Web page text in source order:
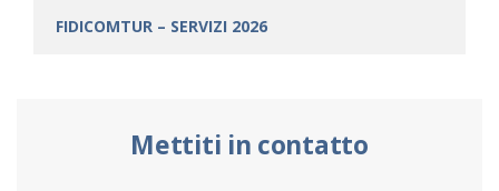
FIDICOMTUR – SERVIZI 2026
Mettiti in contatto